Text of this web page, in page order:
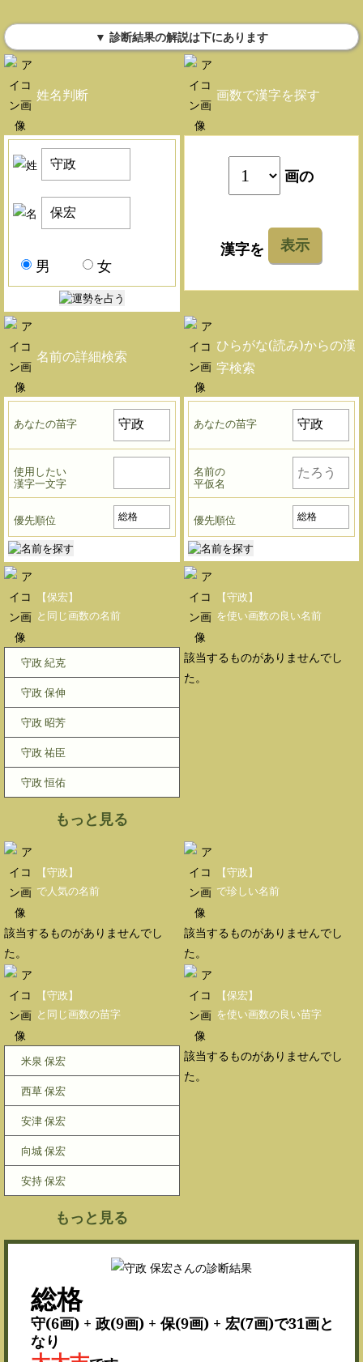
▼ 診断結果の解説は下にあります
姓名判断
男 女
画数で漢字を探す
画の
漢字を 表示
名前の詳細検索
あなたの苗字
使用したい
漢字一文字
優先順位
ひらがな(読み)からの漢
字検索
あなたの苗字
名前の
平仮名
優先順位
【保宏】
と同じ画数の名前
守政 紀克
守政 保伸
守政 昭芳
守政 祐臣
守政 恒佑
もっと見る
【守政】
を使い画数の良い名前
該当するものがありませんでし
た。
【守政】
で人気の名前
該当するものがありませんでし
た。
【守政】
で珍しい名前
該当するものがありませんでし
た。
【守政】
と同じ画数の苗字
米泉 保宏
西草 保宏
安津 保宏
向城 保宏
安持 保宏
もっと見る
【保宏】
を使い画数の良い苗字
該当するものがありませんでし
た。
総格
守(6画) + 政(9画) + 保(9画) + 宏(7画)で31画と
なり